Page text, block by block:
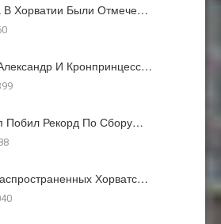
В Хорватии Были Отмече…
И Кронпринцесс…
Побил Рекорд По Сбору…
Хорватс…